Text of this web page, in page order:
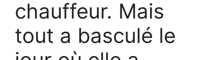
chauffeur. Mais
tout a basculé le